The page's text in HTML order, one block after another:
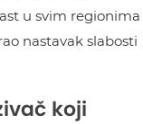
u svim regionima
nastavak slabosti
koji